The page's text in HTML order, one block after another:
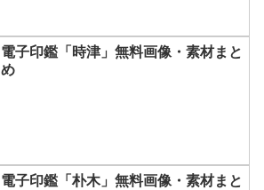
電子印鑑「時津」無料画像・素材まと
め
電子印鑑「朴木」無料画像・素材まと